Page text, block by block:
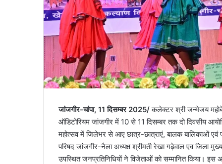
जांजगीर-चांपा, 11 दिसम्बर 2025/कलेक्टर श्री जन्मेजय महोबे
ऑडिटोरियम जांजगीर में 10 से 11 दिसम्बर तक दो दिवसीय
महोत्सव में जिलेभर से आए छात्र-छात्राएं, बालक बालिकाओं एवं
परिषद जांजगीर-नैला अध्यक्ष श्रीमती रेखा गढ़ेवाल एव जिला
उपस्थित जनप्रतिनिधियों ने विजेताओं को सम्मानित किया। इस